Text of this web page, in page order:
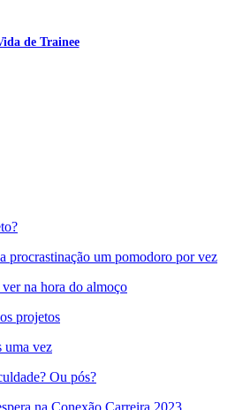
de Trainee
- Vida de
vez
procrastinação um pomodoro por vez
na hora do almoço
projetos
uma vez
Ou pós?
na Conexão Carreira 2023